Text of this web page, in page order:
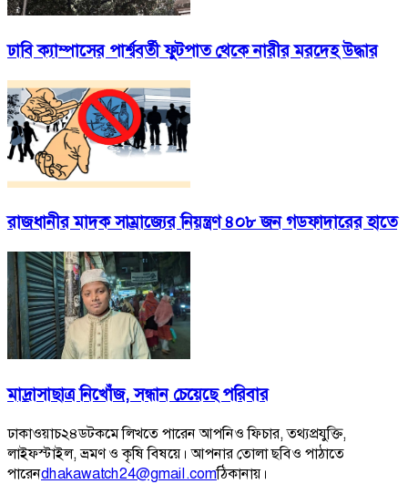
ঢাবি ক্যাম্পাসের পার্শ্ববর্তী ফুটপাত থেকে নারীর মরদেহ উদ্ধার
রাজধানীর মাদক সাম্রাজ্যের নিয়ন্ত্রণ ৪০৮ জন গডফাদারের হাতে
মাদ্রাসাছাত্র নিখোঁজ, সন্ধান চেয়েছে পরিবার
ঢাকাওয়াচ২৪ডটকমে লিখতে পারেন আপনিও ফিচার, তথ্যপ্রযুক্তি,
লাইফস্টাইল, ভ্রমণ ও কৃষি বিষয়ে। আপনার তোলা ছবিও পাঠাতে
পারেনdhakawatch24@gmail.comঠিকানায়।